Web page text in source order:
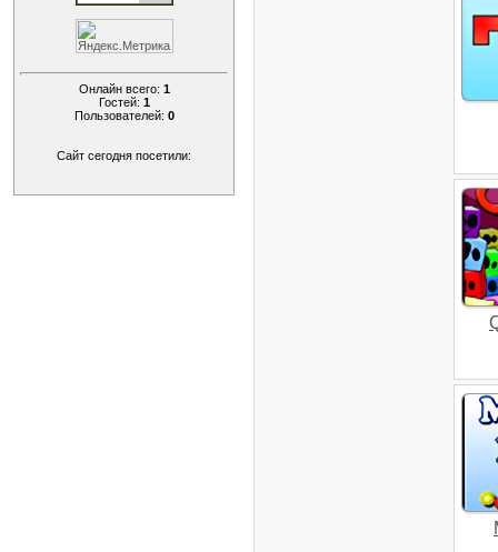
Онлайн всего: 1
Гостей: 1
Пользователей: 0
Сайт сегодня посетили: